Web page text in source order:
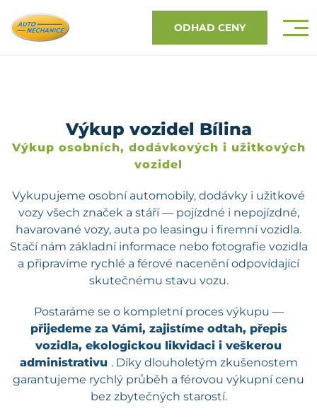
ODHAD CENY
Výkup vozidel Bílina
Výkup osobních, dodávkových i užitkových
vozidel
Vykupujeme osobní automobily, dodávky i užitkové
vozy všech značek a stáří — pojízdné i nepojízdné,
havarované vozy, auta po leasingu i firemní vozidla.
Stačí nám základní informace nebo fotografie vozidla
a připravíme rychlé a férové nacenění odpovídající
skutečnému stavu vozu.
Postaráme se o kompletní proces výkupu —
přijedeme za Vámi, zajistíme odtah, přepis
vozidla, ekologickou likvidaci i veškerou
administrativu . Díky dlouholetým zkušenostem
garantujeme rychlý průběh a férovou výkupní cenu
bez zbytečných starostí.